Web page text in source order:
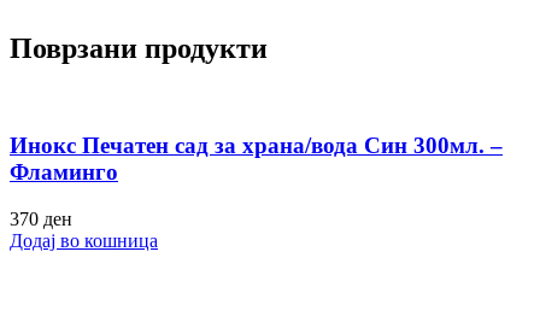
Поврзани продукти
Инокс Печатен сад за храна/вода Син 300мл. –
Фламинго
370 ден
Додај во кошница